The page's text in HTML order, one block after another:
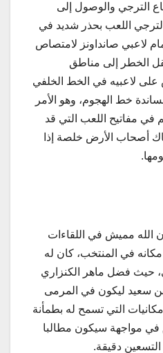
الترجي والوصول إلى
اللعب بحذر شديد في
لاعبي صانداونز لامتصاص
الخطر إلى مناطق
على لاعبيه في الخط الخلفي
خط الهجوم، وهو الأمر
في مفاتيح اللعب التي قد
أصحاب الأرض خلصة إذا
الله مميش في اللقاءات
في المنتخب، كان له
حيث فضل ماهر الكنزاري
بن سعيد ليكون في المرمى
التي تسمح له بطمأنة
في مواجهة سيكون مطالبا
التسعين دقيقة.